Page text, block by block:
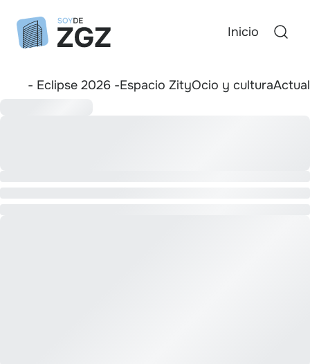
Inicio
- Eclipse 2026 -Espacio ZityOcio y cultura